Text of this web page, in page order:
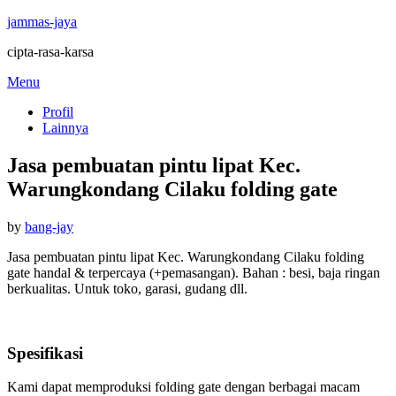
jammas-jaya
cipta-rasa-karsa
Skip
content
Menu
Profil
Lainnya
Jasa pembuatan pintu lipat Kec.
Warungkondang Cilaku folding gate
by bang-jayPosted
Jasa pembuatan pintu lipat Kec. Warungkondang Cilaku folding
gate handal & terpercaya (+pemasangan). Bahan : besi, baja ringan
berkualitas. Untuk toko, garasi, gudang dll.
Spesifikasi
Kami dapat memproduksi folding gate dengan berbagai macam